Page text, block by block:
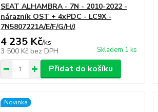
SEAT ALHAMBRA - 7N - 2010-2022 -
nárazník OST + 4xPDC - LC9X -
7N5807221A/E/F/G/H/J
4 235 Kč/ks
3 500 Kč bez DPH Skladem 1 ks
Přidat do košíku
Novinka